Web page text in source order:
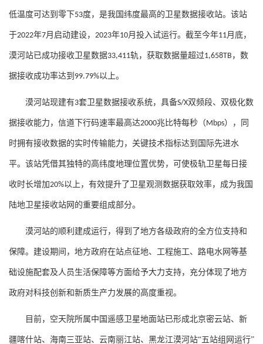
低温度可达到零下53度，是我国纬度最高的卫星数据接收站。该站
于2022年7月启动建设， 2023年10月投入试运行。截至今年11月底，
漠河站已成功接收卫星数据33,411轨，获取数据量超过1,658TB ，数
据接收成功率达到 99.79%以上。
漠河站现建有3套卫星数据接收系统，具备S/X双频段、双极化数
据接收能力，信道下行码速率最高达2000兆比特每秒（Mbps），同
时拥有接收数据的实时传输能力，关键技术指标达到国际先进水
平。该站凭借其独特的高纬度地理位置优势，可使极轨卫星每日接
收时长增加20%以上，有效提升了卫星观测数据获取效率，成为我国
陆地卫星接收站网的重要组成部分。
漠河站的顺利建成运行，得到了地方各级政府的全方位支持和
保障。建设期间，地方政府在站点征地、工程施工、路电水网等基
础设施配套及人员生活保障等方面给予大力支持，充分体现了地方
政府对科技创新和新质生产力发展的高度重视。
目前，空天院所属中国遥感卫星地面站已形成北京密云站、新
疆喀什站、海南三亚站、云南丽江站、黑龙江漠河站“五站组网运行”